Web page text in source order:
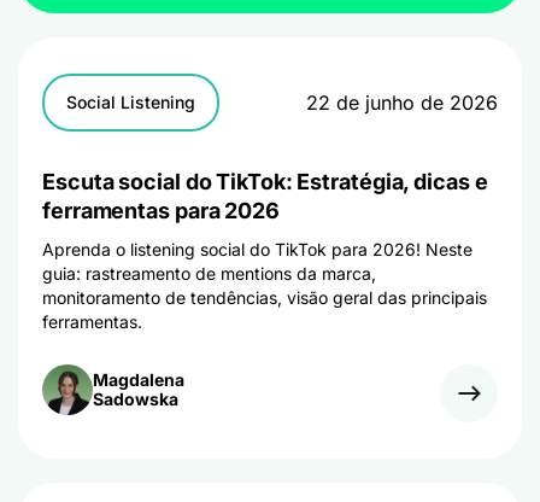
Social Listening 22 de junho de 2026
Escuta social do TikTok: Estratégia, dicas e
ferramentas para 2026
Aprenda o listening social do TikTok para 2026! Neste
guia: rastreamento de mentions da marca,
monitoramento de tendências, visão geral das principais
ferramentas.
Magdalena
Sadowska